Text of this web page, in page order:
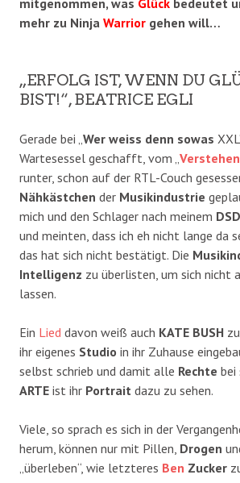
mitgenommen, was Glück bedeutet
mehr zu Ninja Warrior gehen will…
„ERFOLG IST, WENN DU
BIST!“, BEATRICE EGLI
Gerade bei „Wer weiss denn sowas
Wartesessel geschafft, vom „Verstehen
runter, schon auf der RTL-Couch
Nähkästchen der Musikindustrie
mich und den Schlager nach meinem
und meinten, dass ich eh nicht lange da
das hat sich nicht bestätigt. Die
Intelligenz zu überlisten, um sich nicht
lassen.
Ein Lied davon weiß auch KATE BUSH
ihr eigenes Studio in ihr Zuhause
selbst schrieb und damit alle Rechte bei
ARTE ist ihr Portrait dazu zu sehen.
Viele, so sprach es sich in der
herum, können nur mit Pillen, Drogen
„überleben“, wie letzteres Ben Zucker